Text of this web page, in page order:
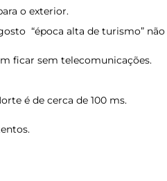
o exterior.
“época alta de turismo” não
ficar sem telecomunicações.
é de cerca de 100 ms.